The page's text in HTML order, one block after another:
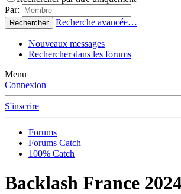
Par:
Rechercher Recherche avancée…
Nouveaux messages
Rechercher dans les forums
Menu
Connexion
S'inscrire
Forums
Forums Catch
100% Catch
Backlash France